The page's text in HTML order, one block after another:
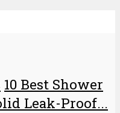
10 Best Shower
Leak-Proof...